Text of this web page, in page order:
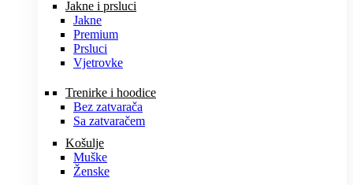
Jakne i prsluci
Jakne
Premium
Prsluci
Vjetrovke
Trenirke i hoodice
Bez zatvarača
Sa zatvaračem
Košulje
Muške
Ženske